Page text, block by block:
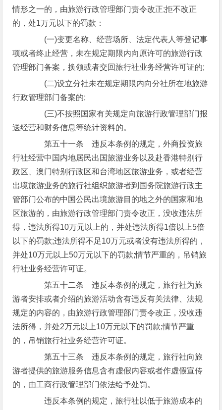
情形之一的，由旅游行政管理部门责令改正;拒不改正
的，处1万元以下的罚款：
(一)变更名称、经营场所、法定代表人等登记事
项或者终止经营，未在规定期限内向原许可的旅游行政
管理部门备案，换领或者交回旅行社业务经营许可证的;
(二)设立分社未在规定期限内向分社所在地旅游
行政管理部门备案的;
(三)不按照国家有关规定向旅游行政管理部门报
送经营和财务信息等统计资料的。
第五十一条 违反本条例的规定，外商投资旅
行社经营中国内地居民出国旅游业务以及赴香港特别行
政区、澳门特别行政区和台湾地区旅游业务，或者经营
出境旅游业务的旅行社组织旅游者到国务院旅游行政主
管部门公布的中国公民出境旅游目的地之外的国家和地
区旅游的，由旅游行政管理部门责令改正，没收违法所
得，违法所得10万元以上的，并处违法所得1倍以上5倍
以下的罚款;违法所得不足10万元或者没有违法所得的，
并处10万元以上50万元以下的罚款;情节严重的，吊销旅
行社业务经营许可证。
第五十二条 违反本条例的规定，旅行社为旅
游者安排或者介绍的旅游活动含有违反有关法律、法规
规定的内容的，由旅游行政管理部门责令改正，没收违
法所得，并处2万元以上10万元以下的罚款;情节严重
的，吊销旅行社业务经营许可证。
第五十三条 违反本条例的规定，旅行社向旅
游者提供的旅游服务信息含有虚假内容或者作虚假宣传
的，由工商行政管理部门依法给予处罚。
违反本条例的规定，旅行社以低于旅游成本的